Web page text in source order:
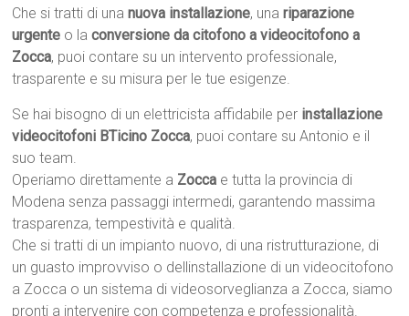
Che si tratti di unanuova installazione, unariparazione
urgente o laconversione da citofono a videocitofono a
Zocca, puoi contare su un intervento professionale,
trasparente e su misura per le tue esigenze.
Se hai bisogno di un elettricista affidabile per installazione
videocitofoni BTicino Zocca, puoi contare su Antonio e il
suo team.
Operiamo direttamente a Zocca e tutta la provincia di
Modena senza passaggi intermedi, garantendo massima
trasparenza, tempestività e qualità.
Che si tratti di un impianto nuovo, di una ristrutturazione, di
un guasto improvviso o dellinstallazione di un videocitofono
a Zocca o un sistema di videosorveglianza a Zocca, siamo
pronti a intervenire con competenza e professionalità.